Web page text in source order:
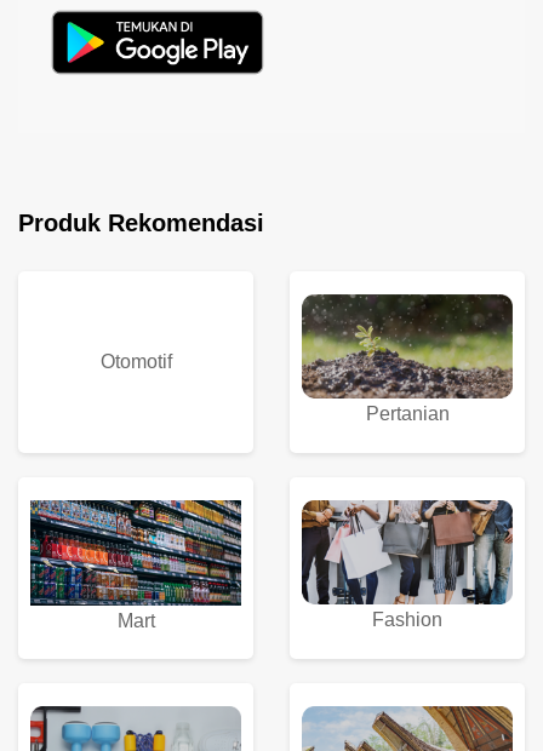
Produk Rekomendasi
Otomotif
Pertanian
Mart Fashion